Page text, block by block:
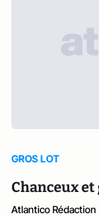
GROS LOT
Chanceux
Atlantico Rédaction